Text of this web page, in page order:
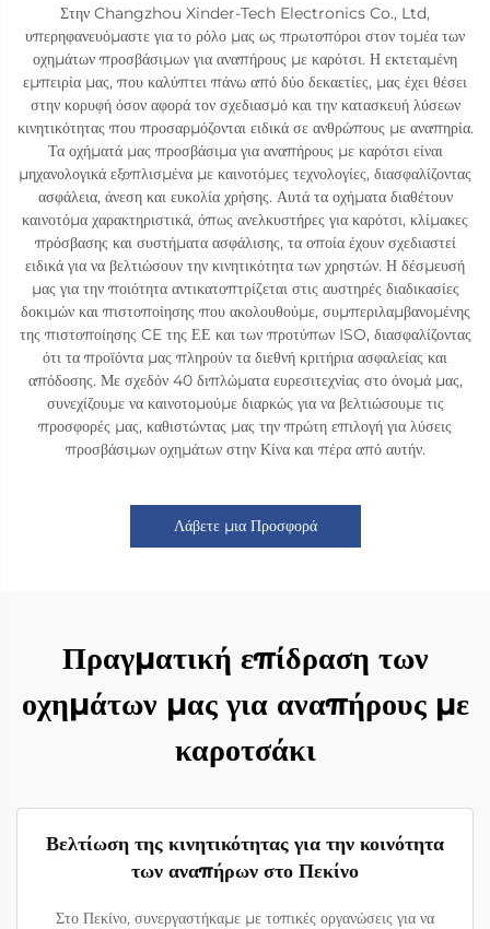
Στην Changzhou Xinder-Tech Electronics Co., Ltd,
υπερηφανευόμαστε για το ρόλο μας ως πρωτοπόροι στον τομέα των
οχημάτων προσβάσιμων για αναπήρους με καρότσι. Η εκτεταμένη
εμπειρία μας, που καλύπτει πάνω από δύο δεκαετίες, μας έχει θέσει
στην κορυφή όσον αφορά τον σχεδιασμό και την κατασκευή λύσεων
κινητικότητας που προσαρμόζονται ειδικά σε ανθρώπους με αναπηρία.
Τα οχήματά μας προσβάσιμα για αναπήρους με καρότσι είναι
μηχανολογικά εξοπλισμένα με καινοτόμες τεχνολογίες, διασφαλίζοντας
ασφάλεια, άνεση και ευκολία χρήσης. Αυτά τα οχήματα διαθέτουν
καινοτόμα χαρακτηριστικά, όπως ανελκυστήρες για καρότσι, κλίμακες
πρόσβασης και συστήματα ασφάλισης, τα οποία έχουν σχεδιαστεί
ειδικά για να βελτιώσουν την κινητικότητα των χρηστών. Η δέσμευσή
μας για την ποιότητα αντικατοπτρίζεται στις αυστηρές διαδικασίες
δοκιμών και πιστοποίησης που ακολουθούμε, συμπεριλαμβανομένης
της πιστοποίησης CE της ΕΕ και των προτύπων ISO, διασφαλίζοντας
ότι τα προϊόντα μας πληρούν τα διεθνή κριτήρια ασφαλείας και
απόδοσης. Με σχεδόν 40 διπλώματα ευρεσιτεχνίας στο όνομά μας,
συνεχίζουμε να καινοτομούμε διαρκώς για να βελτιώσουμε τις
προσφορές μας, καθιστώντας μας την πρώτη επιλογή για λύσεις
προσβάσιμων οχημάτων στην Κίνα και πέρα από αυτήν.
Λάβετε μια Προσφορά
Πραγματική επίδραση των
οχημάτων μας για αναπήρους με
καροτσάκι
Βελτίωση της κινητικότητας για την κοινότητα
των αναπήρων στο Πεκίνο
Στο Πεκίνο, συνεργαστήκαμε με τοπικές οργανώσεις για να